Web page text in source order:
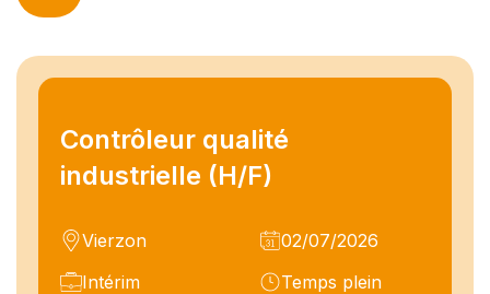
Contrôleur qualité
industrielle (H/F)
Vierzon
02/07/2026
Intérim
Temps plein